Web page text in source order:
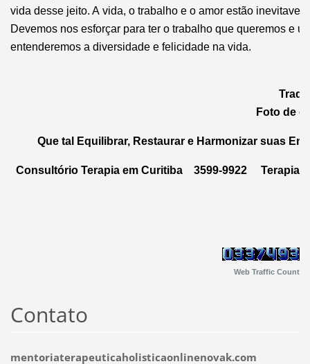
vida desse jeito. A vida, o trabalho e o amor estão
Devemos nos esforçar para ter o trabalho que queremos e
entenderemos a diversidade e felicidade na vida.
Foto de
Que tal Equilibrar, Restaurar e Harmonizar suas
Consultório Terapia em Curitiba 3599-9922 Terapias
Web Traffic Count
Contato
mentoriaterapeuticaholisticaonlinenovak.com